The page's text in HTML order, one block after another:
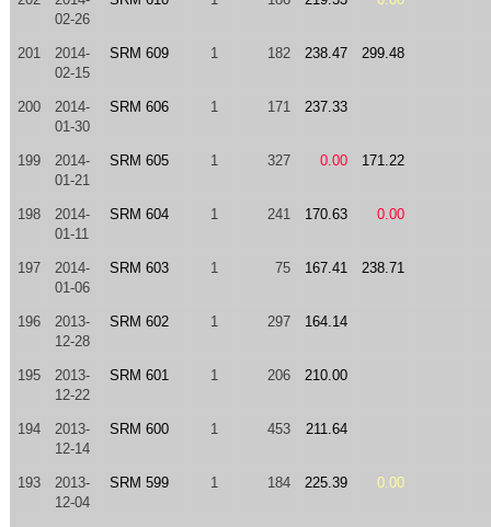
02-26
201
2014-
02-15
SRM 609 1 182 238.47 299.48
200
2014-
01-30
SRM 606 1 171 237.33
199
2014-
01-21
SRM 605 1 327 0.00 171.22
198
2014-
01-11
SRM 604 1 241 170.63 0.00
197
2014-
01-06
SRM 603 1 75 167.41 238.71
196
2013-
12-28
SRM 602 1 297 164.14
195
2013-
12-22
SRM 601 1 206 210.00
194
2013-
12-14
SRM 600 1 453 211.64
193
2013-
12-04
SRM 599 1 184 225.39 0.00